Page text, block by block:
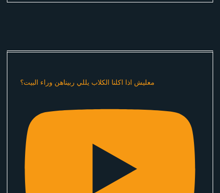
معليش اذا اكلنا الكلاب يللي ربيناهن وراء البيت؟